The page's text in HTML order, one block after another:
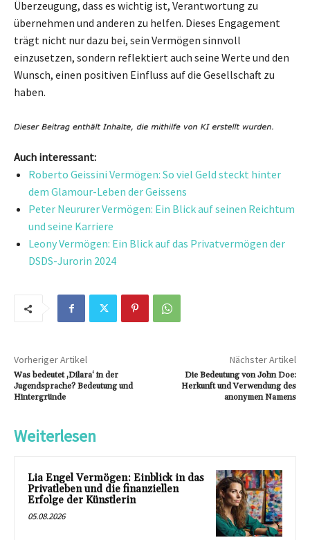
Überzeugung, dass es wichtig ist, Verantwortung zu
übernehmen und anderen zu helfen. Dieses Engagement
trägt nicht nur dazu bei, sein Vermögen sinnvoll
einzusetzen, sondern reflektiert auch seine Werte und den
Wunsch, einen positiven Einfluss auf die Gesellschaft zu
haben.
Auch interessant:
Roberto Geissini Vermögen: So viel Geld steckt hinter
dem Glamour-Leben der Geissens
Peter Neururer Vermögen: Ein Blick auf seinen Reichtum
und seine Karriere
Leony Vermögen: Ein Blick auf das Privatvermögen der
DSDS-Jurorin 2024
Vorheriger Artikel
Was bedeutet ‚Dilara‘ in der
Jugendsprache? Bedeutung und
Hintergründe
Nächster Artikel
Die Bedeutung von John Doe:
Herkunft und Verwendung des
anonymen Namens
Weiterlesen
Lia Engel Vermögen: Einblick in das
Privatleben und die finanziellen
Erfolge der Künstlerin
05.08.2026